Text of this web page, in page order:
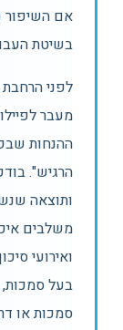
אם השיפור
בשיטת
לפני הרחבת
מעבר
ההנחות
הרגיש".
ותוצאה
משלבים
ואירועי
בעל סמכות,
סמכות או